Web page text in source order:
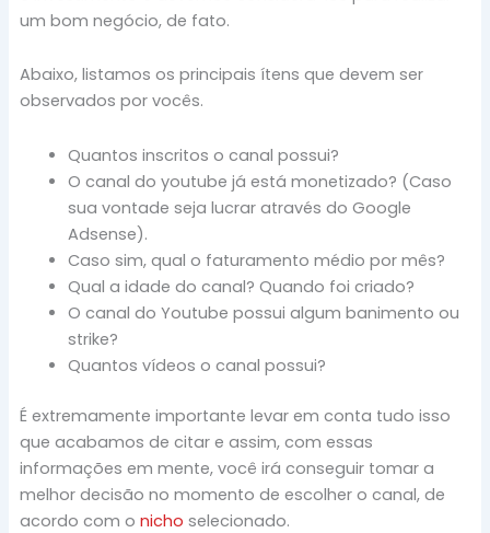
um bom negócio, de fato.
Abaixo, listamos os principais ítens que devem ser
observados por vocês.
Quantos inscritos o canal possui?
O canal do youtube já está monetizado? (Caso
sua vontade seja lucrar através do Google
Adsense).
Caso sim, qual o faturamento médio por mês?
Qual a idade do canal? Quando foi criado?
O canal do Youtube possui algum banimento ou
strike?
Quantos vídeos o canal possui?
É extremamente importante levar em conta tudo isso
que acabamos de citar e assim, com essas
informações em mente, você irá conseguir tomar a
melhor decisão no momento de escolher o canal, de
acordo com o nicho selecionado.